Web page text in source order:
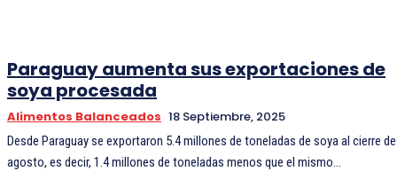
Paraguay aumenta sus exportaciones de
soya procesada
Alimentos Balanceados 18 Septiembre, 2025
Desde Paraguay se exportaron 5.4 millones de toneladas de soya al cierre de
agosto, es decir, 1.4 millones de toneladas menos que el mismo...